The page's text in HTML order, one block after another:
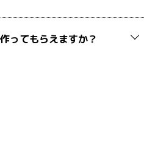
ってもらえますか？